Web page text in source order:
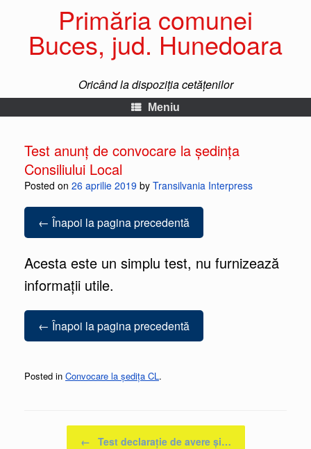
Primăria comunei
Buces, jud. Hunedoara
Oricând la dispoziția cetățenilor
Meniu
Test anunț de convocare la ședința
Consiliului Local
Posted on 26 aprilie 2019 by Transilvania Interpress
← Înapoi la pagina precedentă
Acesta este un simplu test, nu furnizează
informații utile.
← Înapoi la pagina precedentă
Posted in Convocare la ședița CL .
Post navigation
← Test declarație de avere și…